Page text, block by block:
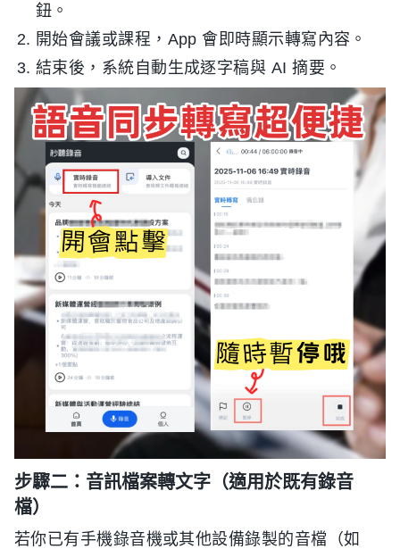
鈕。
開始會議或課程，App 會即時顯示轉寫內容。
結束後，系統自動生成逐字稿與 AI 摘要。
步驟二：音訊檔案轉文字（適用於既有錄音
檔）
若你已有手機錄音機或其他設備錄製的音檔（如